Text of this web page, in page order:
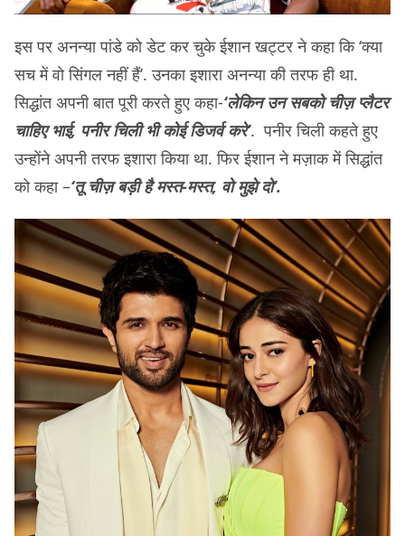
इस पर अनन्या पांडे को डेट कर चुके ईशान खट्टर ने कहा कि ‘क्या
सच में वो सिंगल नहीं हैं’. उनका इशारा अनन्या की तरफ ही था.
सिद्धांत अपनी बात पूरी करते हुए कहा-‘लेकिन उन सबको चीज़ प्लैटर
चाहिए भाई, पनीर चिली भी कोई डिजर्व करे’. पनीर चिली कहते हुए
उन्होंने अपनी तरफ इशारा किया था. फिर ईशान ने मज़ाक में सिद्धांत
को कहा –‘तू चीज़ बड़ी है मस्त-मस्त, वो मुझे दो’.